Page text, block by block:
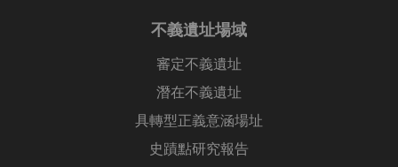
不義遺址場域
審定不義遺址
潛在不義遺址
具轉型正義意涵場址
史蹟點研究報告